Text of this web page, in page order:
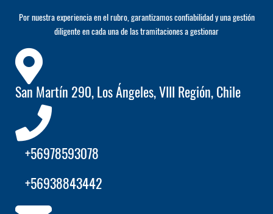
Por nuestra experiencia en el rubro, garantizamos confiabilidad y una gestión
diligente en cada una de las tramitaciones a gestionar
San Martín 290, Los Ángeles, VIII Región, Chile
+56978593078
+56938843442